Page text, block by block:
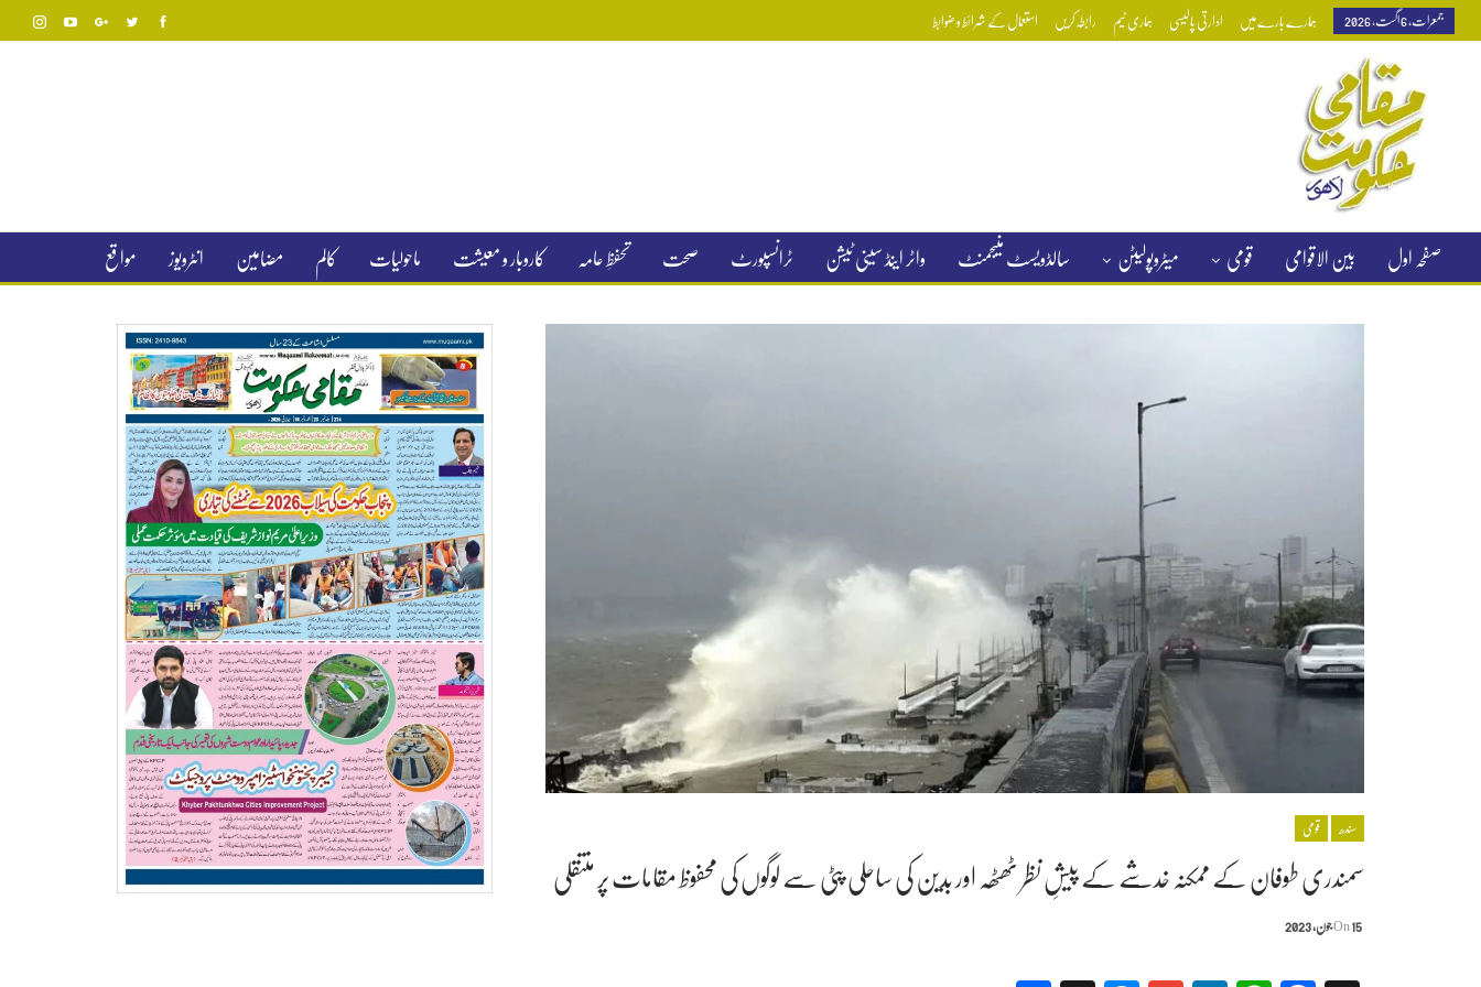
جمعرات, 6 اگست, 2026 ہمارے بارے میں ادارتی پالیسی ہماری ٹیم رابطہ کریں استعمال کے شرائط و ضوابط
صفحہ اول بین الاقوامی قومی میٹروپولیٹن سالڈویسٹ منیجمنٹ واٹر اینڈ سینی ٹیشن ٹرانسپورٹ صحت تحفظِ عامہ کاروبار و معیشت ماحولیات کالم مضامین انٹرویوز مواقع
سندھ قومی
سمندری طوفان کے ممکنہ خدشے کے پیشِ نظر ٹھٹھہ اور بدین کی ساحلی پٹی سے لوگوں کی محفوظ مقامات پر منتقلی
On 15 جون, 2023